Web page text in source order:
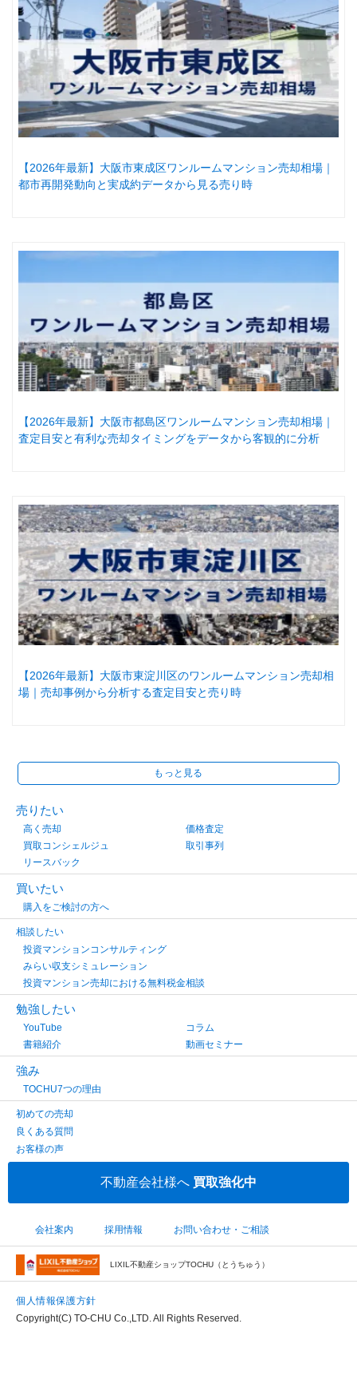
【2026年最新】大阪市東成区ワンルームマンション売却相場｜
都市再開発動向と実成約データから見る売り時
【2026年最新】大阪市都島区ワンルームマンション売却相場｜
査定目安と有利な売却タイミングをデータから客観的に分析
【2026年最新】大阪市東淀川区のワンルームマンション売却相
場｜売却事例から分析する査定目安と売り時
もっと見る
売りたい
高く売却
価格査定
買取コンシェルジュ
取引事列
リースバック
買いたい
購入をご検討の方へ
相談したい
投資マンションコンサルティング
みらい収支シミュレーション
投資マンション売却における無料税金相談
勉強したい
YouTube
コラム
書籍紹介
動画セミナー
強み
TOCHU7つの理由
初めての売却
良くある質問
お客様の声
不動産会社様へ 買取強化中
会社案内 採用情報 お問い合わせ・ご相談
LIXIL不動産ショップTOCHU（とうちゅう）
個人情報保護方針
Copyright(C) TO-CHU Co.,LTD. All Rights Reserved.